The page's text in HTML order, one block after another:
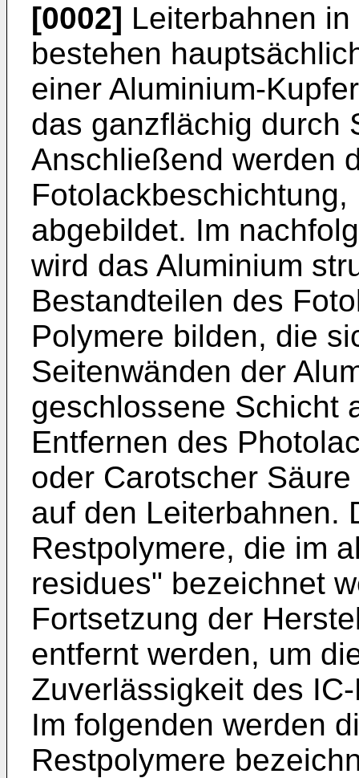
[0002] Leiterbahnen
bestehen
einer Aluminium-
das ganzflächig durch
Anschließend werden
abgebildet. Im
wird das Aluminium
Bestandteilen des
Polymere bilden, die
Seitenwänden der
geschlossene Schicht
Entfernen des
oder Carotscher
auf den Leiterbahnen.
Restpolymere, die im
residues" bezeichnet
Fortsetzung der
entfernt werden, um
Zuverlässigkeit des
Im folgenden werden
Restpolymere